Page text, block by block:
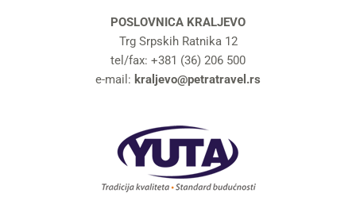
POSLOVNICA KRALJEVO
Trg Srpskih Ratnika 12
tel/fax: +381 (36) 206 500
e-mail: kraljevo@petratravel.rs